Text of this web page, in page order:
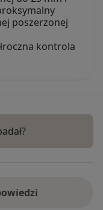
poszerzonej
kontrola